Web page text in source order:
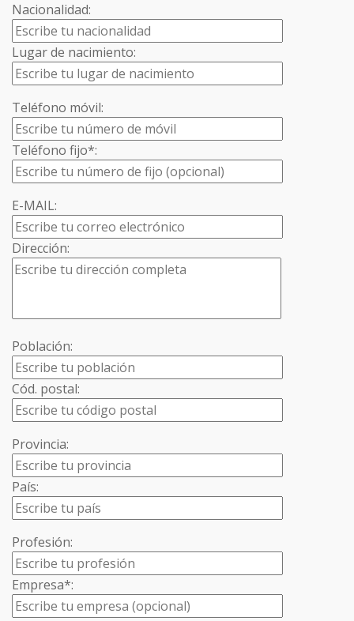
Nacionalidad:
Lugar de nacimiento:
Teléfono móvil:
Teléfono fijo*:
E-MAIL:
Dirección:
Población:
Cód. postal:
Provincia:
País:
Profesión:
Empresa*: